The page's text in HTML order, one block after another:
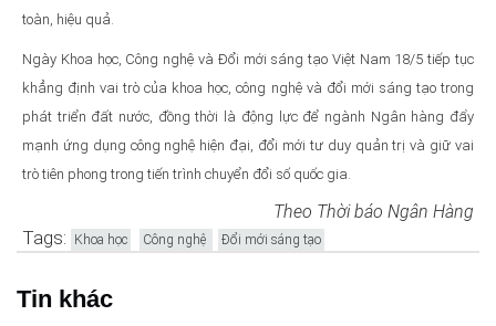
toàn, hiệu quả.
Ngày Khoa học, Công nghệ và Đổi mới sáng tạo Việt Nam 18/5 tiếp tục
khẳng định vai trò của khoa học, công nghệ và đổi mới sáng tạo trong
phát triển đất nước, đồng thời là động lực để ngành Ngân hàng đẩy
mạnh ứng dụng công nghệ hiện đại, đổi mới tư duy quản trị và giữ vai
trò tiên phong trong tiến trình chuyển đổi số quốc gia.
Theo Thời báo Ngân Hàng
Tags: Khoa học Công nghệ Đổi mới sáng tạo
Tin khác